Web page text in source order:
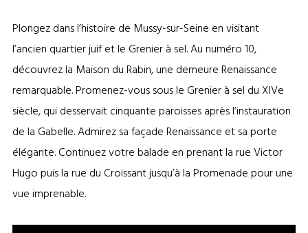
Plongez dans l’histoire de Mussy-sur-Seine en visitant
l’ancien quartier juif et le Grenier à sel. Au numéro 10,
découvrez la Maison du Rabin, une demeure Renaissance
remarquable. Promenez-vous sous le Grenier à sel du XIVe
siècle, qui desservait cinquante paroisses après l’instauration
de la Gabelle. Admirez sa façade Renaissance et sa porte
élégante. Continuez votre balade en prenant la rue Victor
Hugo puis la rue du Croissant jusqu’à la Promenade pour une
vue imprenable.